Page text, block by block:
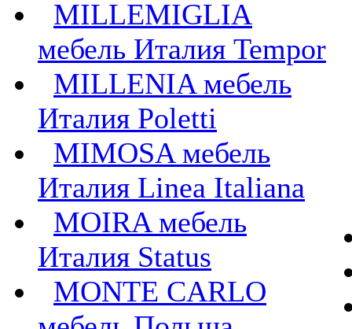
MILLEMIGLIA
мебель Италия Tempor
MILLENIA мебель
Италия Poletti
MIMOSA мебель
Италия Linea Italiana
MOIRA мебель
Италия Status
MONTE CARLO